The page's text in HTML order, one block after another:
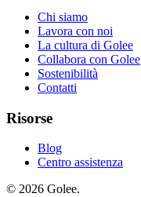
Chi siamo
Lavora con noi
La cultura di Golee
Collabora con Golee
Sostenibilità
Contatti
Risorse
Blog
Centro assistenza
© 2026 Golee.